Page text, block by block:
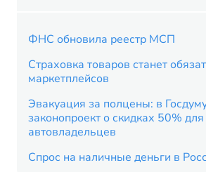
ФНС обновила реестр МСП
Страховка товаров станет
маркетплейсов
Эвакуация за полцены: в
законопроект о скидках 50% для
автовладельцев
Спрос на наличные деньги в